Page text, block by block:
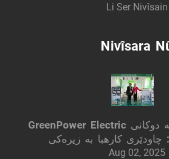
Li Ser Nivîsain
Nivîsara
GreenPower Electric لە دوکانی MEE ی دووبایدا
چاودێری کارهبا بە زیرەکی
Aug 02, 2025